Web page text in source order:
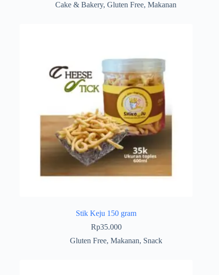
Cake & Bakery,Gluten Free,Makanan
Stik Keju 150 gram
Rp35.000
Gluten Free, Makanan, Snack